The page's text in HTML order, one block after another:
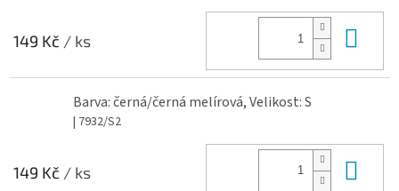
149 Kč / ks
Barva: černá/černá melírová, Velikost: S
| 7932/S2
149 Kč / ks